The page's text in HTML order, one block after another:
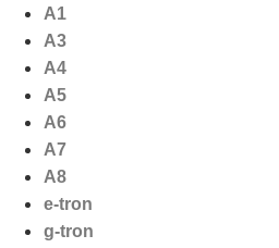
naar
inhoud
A1
A3
A4
A5
A6
A7
A8
e-tron
g-tron